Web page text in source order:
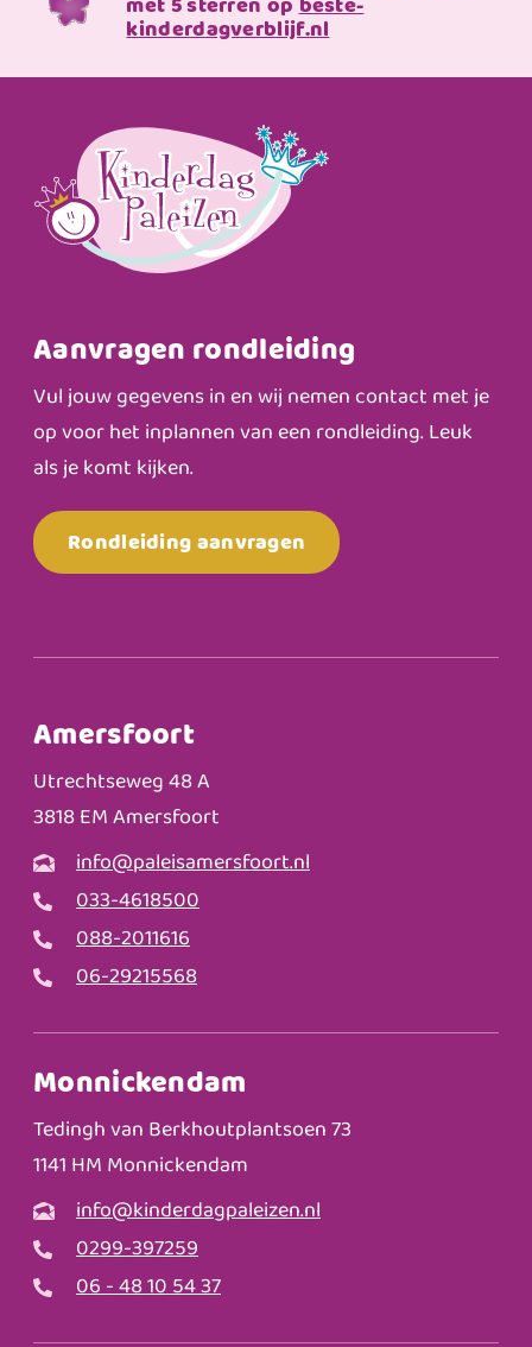
kinderdagverblijf.nl
Aanvragen rondleiding
Vul jouw gegevens in en wij nemen contact met je
op voor het inplannen van een rondleiding. Leuk
als je komt kijken.
Rondleiding aanvragen
Amersfoort
Utrechtseweg 48 A
3818 EM Amersfoort
info@paleisamersfoort.nl
033-4618500
088-2011616
06-29215568
Monnickendam
Tedingh van Berkhoutplantsoen 73
1141 HM Monnickendam
info@kinderdagpaleizen.nl
0299-397259
06 - 48 10 54 37